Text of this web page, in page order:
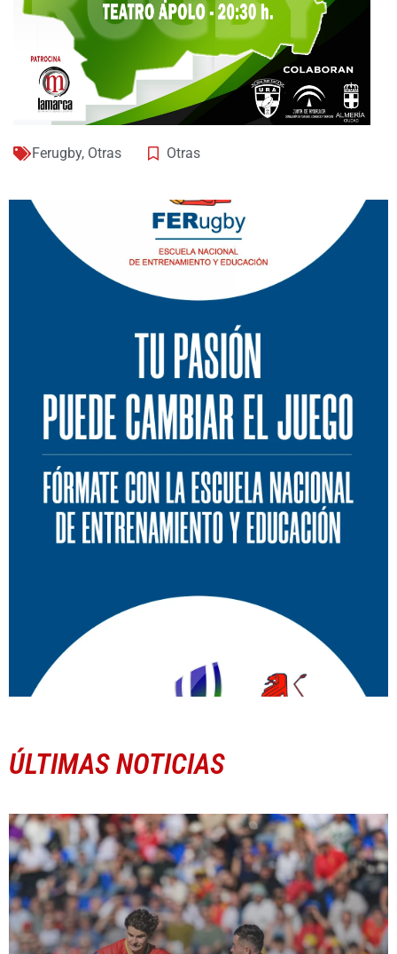
Ferugby, Otras Otras
ÚLTIMAS NOTICIAS